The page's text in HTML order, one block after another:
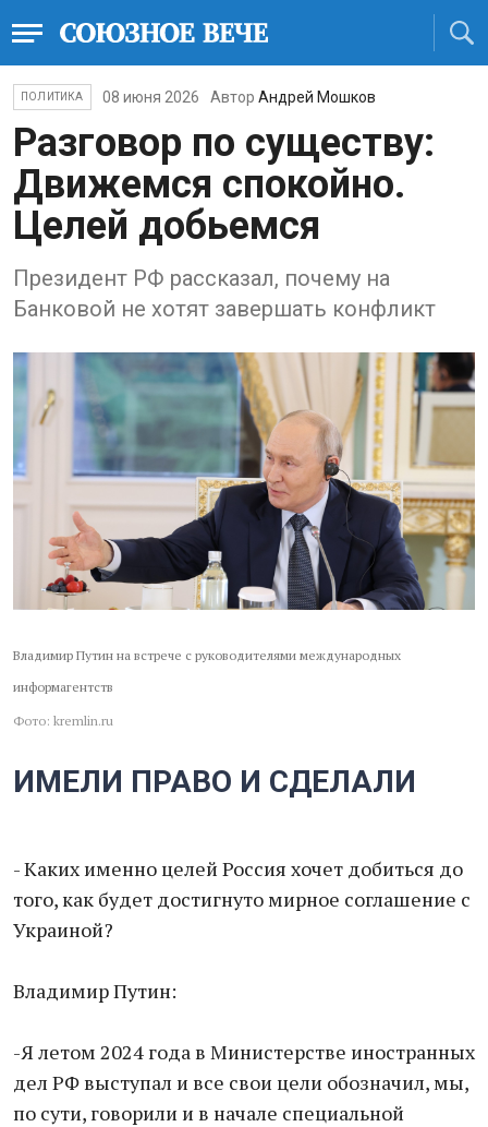
ПОЛИТИКА 08 июня 2026 Автор Андрей Мошков
Разговор по существу:
Движемся спокойно.
Целей добьемся
Президент РФ рассказал, почему на
Банковой не хотят завершать конфликт
Владимир Путин на встрече с руководителями международных
информагентств
Фото: kremlin.ru
ИМЕЛИ ПРАВО И СДЕЛАЛИ
- Каких именно целей Россия хочет добиться до
того, как будет достигнуто мирное соглашение с
Украиной?
Владимир Путин:
-Я летом 2024 года в Министерстве иностранных
дел РФ выступал и все свои цели обозначил, мы,
по сути, говорили и в начале специальной